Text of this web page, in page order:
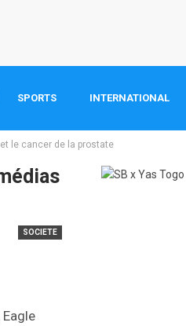
SPORTS INTERNATIONAL
le cancer de la prostate
SOCIETE